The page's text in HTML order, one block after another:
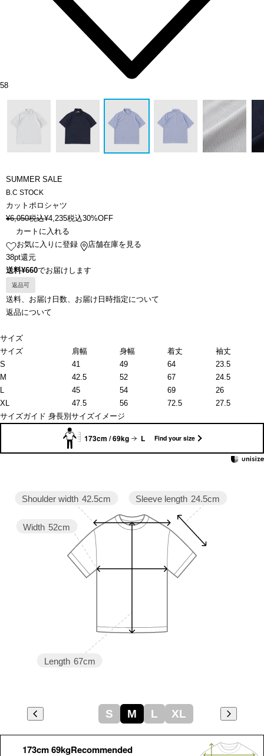
58
SUMMER SALE
B.C STOCK
カットポロシャツ
¥6,050税込¥4,235税込30%OFF
カートに入れる
お気に入りに登録
店舗在庫を見る
38pt還元
送料¥660でお届けします
返品可
送料、お届け日数、お届け日時指定について
返品について
サイズ
サイズ
肩幅 身幅 着丈
袖丈
S
41 49 64
23.5
M
42.5 52 67
24.5
L
45 54 69
26
XL
47.5 56 72.5
27.5
サイズガイド 身長別サイズイメージ
173cm / 69kg L Find your size
Sleeve length 24.5cm
Length 67cm
Width 52cm
Shoulder width 42.5cm
S M L XL
173cm 69kgRecommended